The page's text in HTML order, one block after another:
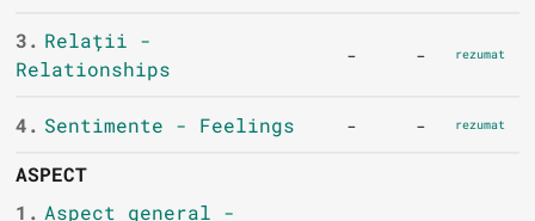
3. Relații -
Relationships
- - rezumat
4. Sentimente - Feelings - - rezumat
ASPECT
1. Aspect general -